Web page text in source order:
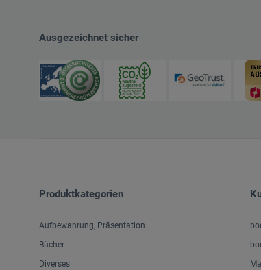
Ausgezeichnet sicher
Produktkategorien
Aufbewahrung, Präsentation
Bücher
Diverses